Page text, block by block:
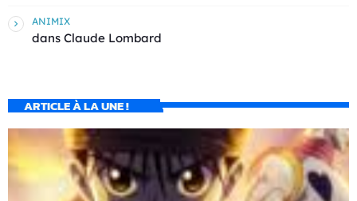
ANIMIX
dans Claude Lombard
ARTICLE À LA UNE !